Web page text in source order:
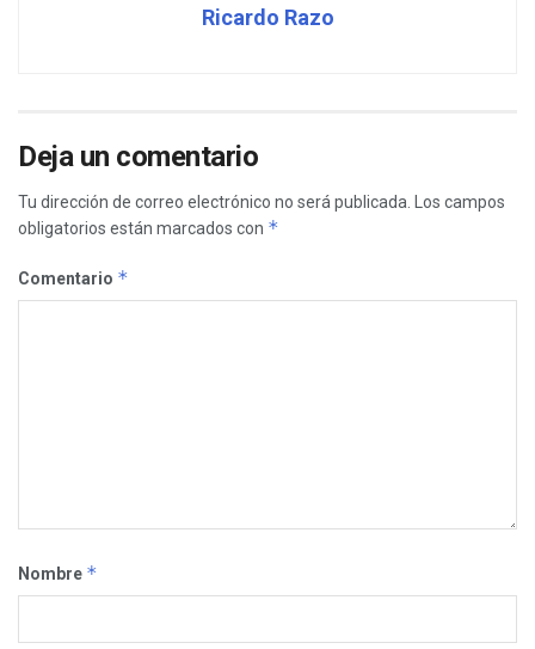
Ricardo Razo
Deja un comentario
Tu dirección de correo electrónico no será publicada.
Los campos
obligatorios están marcados con *
Comentario *
Nombre *